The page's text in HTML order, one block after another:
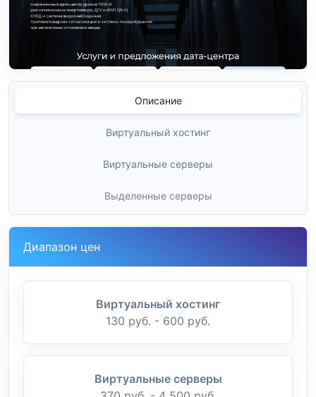
Описание
Виртуальный хостинг
Виртуальные серверы
Выделенные серверы
Диапазон цен
Виртуальный хостинг
130 руб. - 600 руб.
Виртуальные серверы